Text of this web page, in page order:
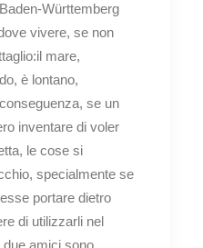
Württemberg
vivere, se non
mare,
è lontano,
se un
inventare di voler
le cose si
specialmente se
portare dietro
di utilizzarli nel